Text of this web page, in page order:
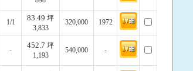
1/1
83.49 坪
3,833
320,000 1972
-
452.7 坪
1,193
540,000 -